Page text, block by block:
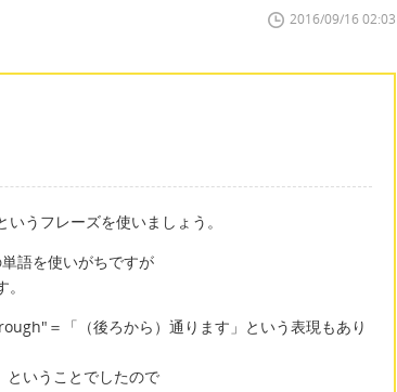
2016/09/16 02:03
うフレーズを使いましょう。
語を使いがちですが
＝「（後ろから）通ります」という表現もあり
ということでしたので